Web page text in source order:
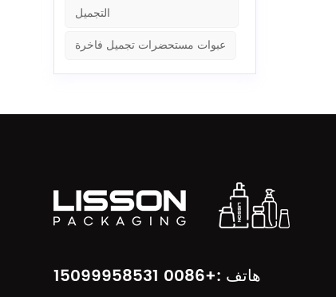
التجميل
عبوات مستحضرات تجميل فاخرة
هاتف :+0086 15099958531